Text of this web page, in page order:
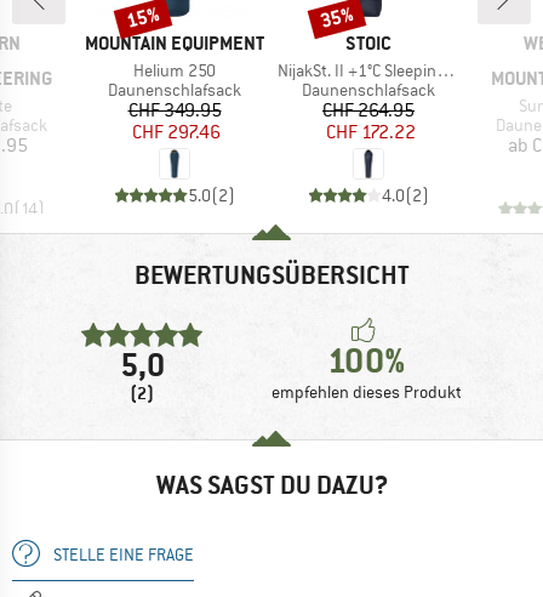
(14)
MARKE
MOUNTAIN EQUIPMENT
Artikel
Helium 250
Produktgruppe
Daunenschlafsack
Preis
CHF 349.95reduzierter Preis
CHF 297.46
5.0(2)
Rabatt
15%
MARKE
STOIC
Artikel
NijakSt. II +1°C Sleeping Bag
Produktgruppe
Daunenschlafsack
Preis
CHF 264.95reduzierter Preis
CHF 172.22
4.0(2)
Rabatt
35%
ab
BEWERTUNGSÜBERSICHT
5,0
(2)
100%
empfehlen dieses Produkt
WAS SAGST DU DAZU?
STELLE EINE FRAGE